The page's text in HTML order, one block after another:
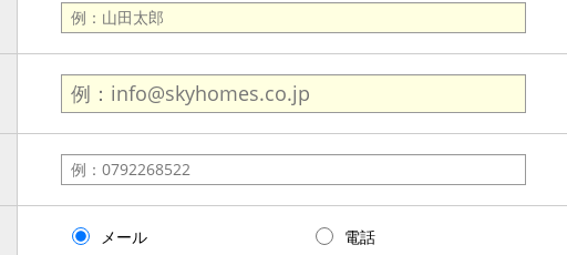
メール 電話